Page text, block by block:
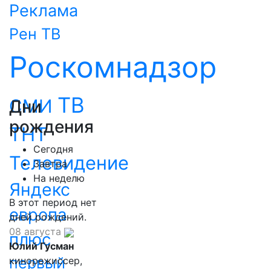
Реклама
Рен ТВ
Роскомнадзор
СМИ ТВ
ТНТ
Телевидение
Яндекс
европа
плюс
первый
Дни
рождения
Сегодня
Завтра
На неделю
В этот период нет
дней рождений.
08 августа
Юлий Гусман
кинорежиссер,